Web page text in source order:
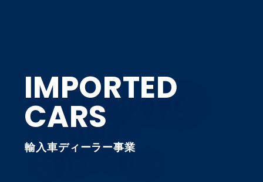
IMPORTED
CARS
輸入車ディーラー事業